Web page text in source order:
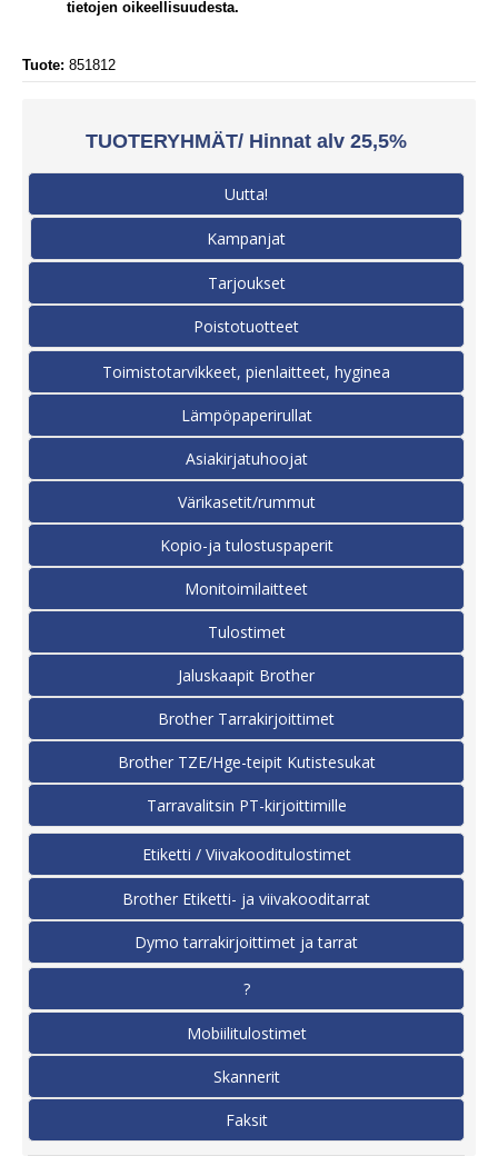
tietojen oikeellisuudesta.
Tuote: 851812
TUOTERYHMÄT/ Hinnat alv 25,5%
Uutta!
Kampanjat
Tarjoukset
Poistotuotteet
Toimistotarvikkeet, pienlaitteet, hyginea
Lämpöpaperirullat
Asiakirjatuhoojat
Värikasetit/rummut
Kopio-ja tulostuspaperit
Monitoimilaitteet
Tulostimet
Jaluskaapit Brother
Brother Tarrakirjoittimet
Brother TZE/Hge-teipit Kutistesukat
Tarravalitsin PT-kirjoittimille
Etiketti / Viivakooditulostimet
Brother Etiketti- ja viivakooditarrat
Dymo tarrakirjoittimet ja tarrat
?
Mobiilitulostimet
Skannerit
Faksit